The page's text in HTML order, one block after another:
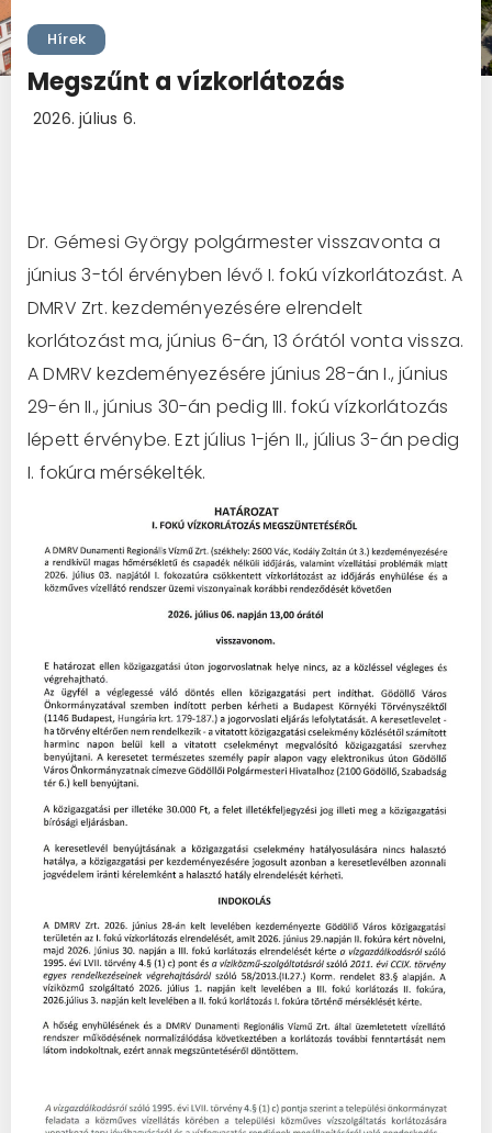
Hírek
Megszűnt a vízkorlátozás
2026. július 6.
Dr. Gémesi György polgármester visszavonta a
június 3-tól érvényben lévő I. fokú vízkorlátozást. A
DMRV Zrt. kezdeményezésére elrendelt
korlátozást ma, június 6-án, 13 órától vonta vissza.
A DMRV kezdeményezésére június 28-án I., június
29-én II., június 30-án pedig III. fokú vízkorlátozás
lépett érvénybe. Ezt július 1-jén II., július 3-án pedig
I. fokúra mérsékelték.